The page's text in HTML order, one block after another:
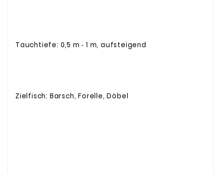
Tauchtiefe: 0,5 m ‐ 1 m, aufsteigend
Zielfisch: Barsch, Forelle, Döbel